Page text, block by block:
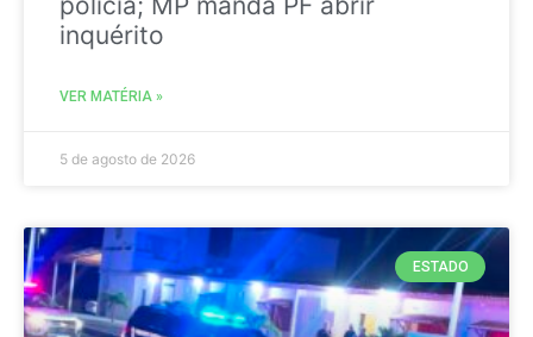
inquérito
VER MATÉRIA »
5 de agosto de 2026
ESTADO